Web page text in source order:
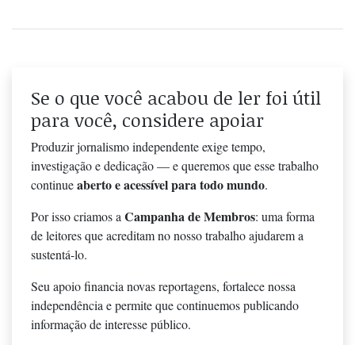
Se o que você acabou de ler foi útil
para você, considere apoiar
Produzir jornalismo independente exige tempo,
investigação e dedicação — e queremos que esse trabalho
continueaberto e acessível para todo mundo.
Por isso criamos a Campanha de Membros: uma forma
de leitores que acreditam no nosso trabalho ajudarem a
sustentá-lo.
Seu apoio financia novas reportagens, fortalece nossa
independência e permite que continuemos publicando
informação de interesse público.